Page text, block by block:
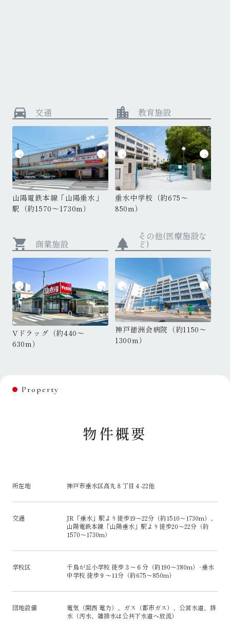
directions_car 交通
JR「垂水」駅（約1510～
1730m）
山陽電鉄本線「山陽垂水」
駅（約1570～1730m）
location_city 教育施設
垂水中学校（約675～
850m）
千鳥が丘小学校（約190～
380m）
shopping_cart 商業施設
レバンテ垂水（約1350～
1500m）
Vドラッグ（約440～
630m）
park
その他(医療施設な
ど)
神戸徳洲会病院（約1150～
1300m）
垂水図書館（約1400～
1600m）
Property
物件概要
所在地 神戸市垂水区高丸８丁目４-22他
交通
JR「垂水」駅より徒歩19～22分（約1510～1730m）、
山陽電鉄本線「山陽垂水」駅より徒歩20～22分（約
1570～1730m）
学校区
千鳥が丘小学校 徒歩３～６分（約190～380m）･垂水
中学校 徒歩９～11分（約675～850m）
団地設備
電気（関西 電力）、ガス（都市ガス）、公営水道、排
水（汚水、雑排水は公共下水道へ放流）